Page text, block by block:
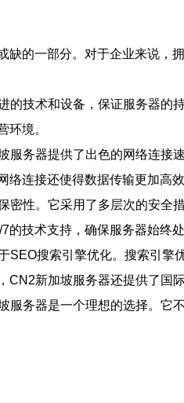
的一部分。对于企业来说
技术和设备，保证服务器
环境。
务器提供了出色的网络连
连接还使得数据传输更加高
性。它采用了多层次的安
技术支持，确保服务器始终处
搜索引擎优化。搜索引
新加坡服务器还提供了国
务器是一个理想的选择。